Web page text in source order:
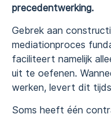
precedentwerking.
Gebrek aan
mediationproces
faciliteert namelijk
uit te oefenen.
werken, levert dit
Soms heeft één